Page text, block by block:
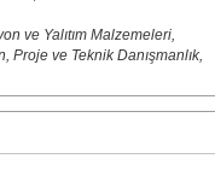
ve Yalıtım Malzemeleri,
ve Teknik Danışmanlık,